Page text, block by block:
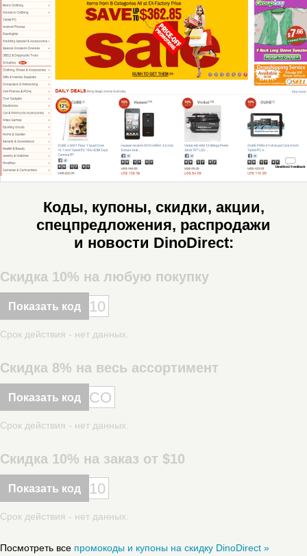
Коды, купоны, скидки, акции,
спецпредложения, распродажи
и новости DinoDirect:
Скидка 10% на любую покупку
Показать код 10
Срок действия - нет данных.
Скидка 8% на весь ассортимент
Показать код CO
Срок действия - нет данных.
Скидка 10% на заказ от $10
Показать код 10
Срок действия - нет данных.
Посмотреть все промокоды и купоны на скидку DinoDirect »